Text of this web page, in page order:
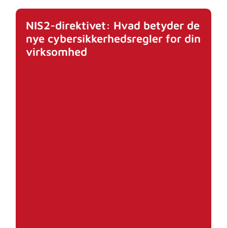
NIS2-direktivet: Hvad betyder de
nye cybersikkerhedsregler for din
virksomhed